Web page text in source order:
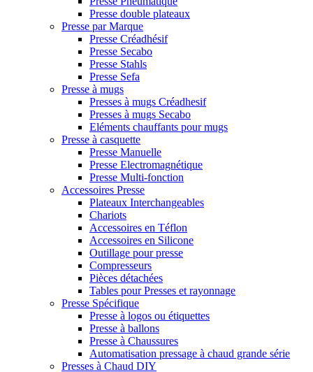
Presse double plateaux
Presse par Marque
Presse Créadhésif
Presse Secabo
Presse Stahls
Presse Sefa
Presse à mugs
Presses à mugs Créadhesif
Presses à mugs Secabo
Eléments chauffants pour mugs
Presse à casquette
Presse Manuelle
Presse Electromagnétique
Presse Multi-fonction
Accessoires Presse
Plateaux Interchangeables
Chariots
Accessoires en Téflon
Accessoires en Silicone
Outillage pour presse
Compresseurs
Pièces détachées
Tables pour Presses et rayonnage
Presse Spécifique
Presse à logos ou étiquettes
Presse à ballons
Presse à Chaussures
Automatisation pressage à chaud grande série
Presses à Chaud DIY